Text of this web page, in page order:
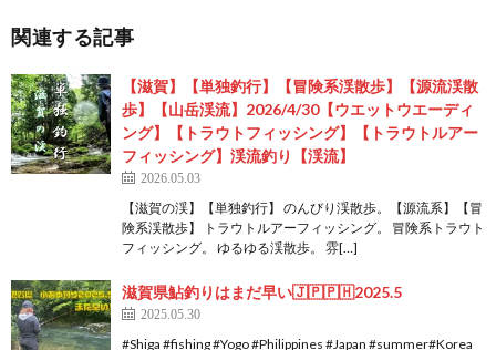
関連する記事
【滋賀】【単独釣行】【冒険系渓散歩】【源流渓散
歩】【山岳渓流】2026/4/30【ウエットウエーディ
ング】【トラウトフィッシング】【トラウトルアー
フィッシング】渓流釣り【渓流】
2026.05.03
【滋賀の渓】【単独釣行】 のんびり渓散歩。【源流系】【冒
険系渓散歩】 トラウトルアーフィッシング。 冒険系トラウト
フィッシング。 ゆるゆる渓散歩。 雰[…]
滋賀県鮎釣りはまだ早い🇯🇵🇵🇭2025.5
2025.05.30
#Shiga #fishing #Yogo #Philippines #Japan #summer#Korea